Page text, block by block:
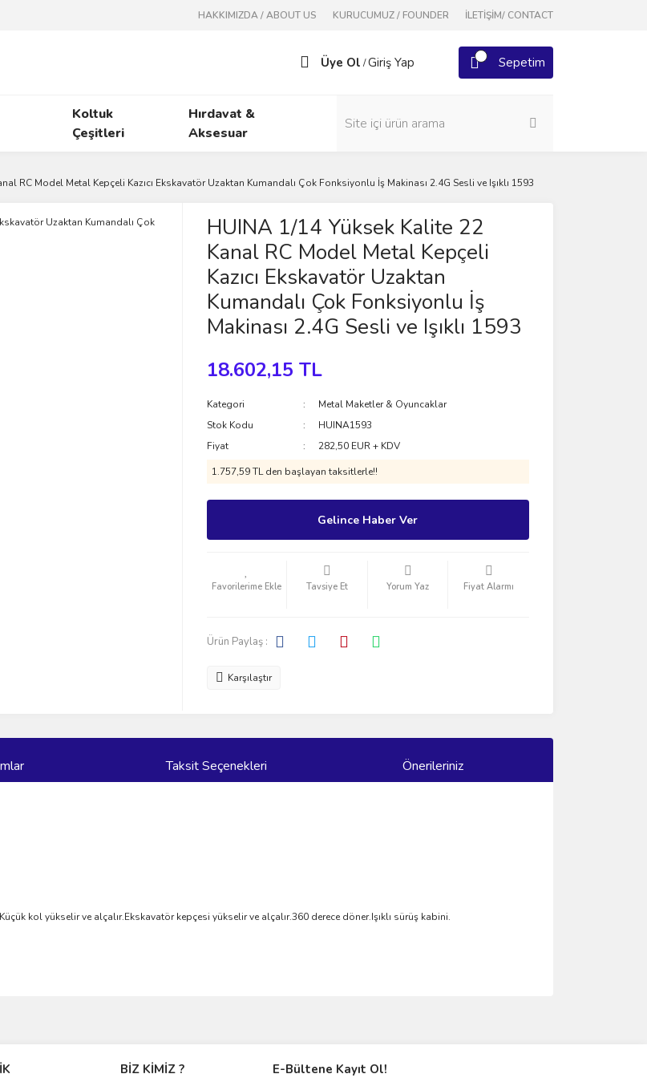
HAKKIMIZDA / ABOUT US KURUCUMUZ / FOUNDER İLETİŞİM/ CONTACT
Üye Ol /Giriş Yap Sepetim
Koltuk
Çeşitleri
Hırdavat &
Aksesuar
RC Model Metal Kepçeli Kazıcı Ekskavatör Uzaktan Kumandalı Çok Fonksiyonlu İş Makinası 2.4G Sesli ve Işıklı 1593
HUINA 1/14 Yüksek Kalite 22
Kanal RC Model Metal Kepçeli
Kazıcı Ekskavatör Uzaktan
Kumandalı Çok Fonksiyonlu İş
Makinası 2.4G Sesli ve Işıklı 1593
18.602,15 TL
Kategori
Metal Maketler & Oyuncaklar
Stok Kodu
HUINA1593
Fiyat
282,50 EUR + KDV
1.757,59 TL den başlayan taksitlerle!!
Gelince Haber Ver
Tavsiye Et Yorum Yaz Fiyat Alarmı
Ürün Paylaş :
Karşılaştır
Taksit Seçenekleri Önerileriniz
kol yükselir ve alçalır.Ekskavatör kepçesi yükselir ve alçalır.360 derece döner.Işıklı sürüş kabini.
BİZ KİMİZ ? E-Bültene Kayıt Ol!